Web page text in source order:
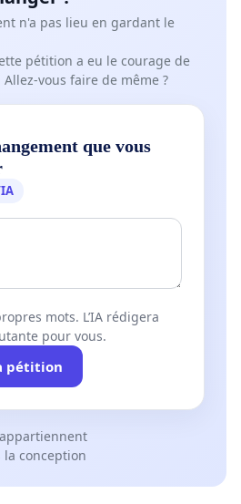
n'a pas lieu en gardant le
pétition a eu le courage de
vous faire de même ?
que vous
mots. L’IA rédigera
pour vous.
pétition
conception